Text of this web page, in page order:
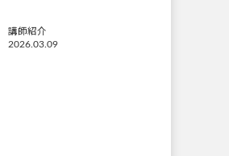
講師紹介
2026.03.09